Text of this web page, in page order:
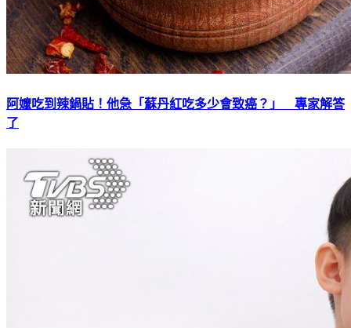
阿嬤吃到辣鍋貼！他急「蘇丹紅吃多少會致癌？」 專家解答
了